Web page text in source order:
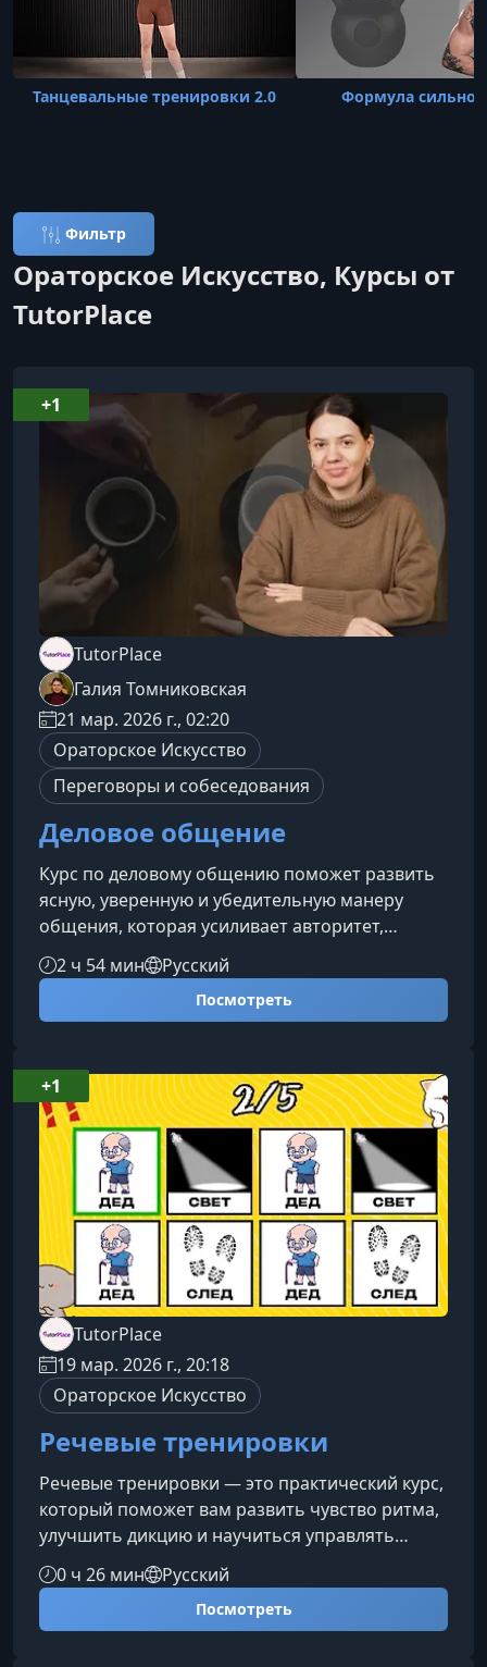
Танцевальные тренировки 2.0 Формула
Фильтр
Ораторское Искусство, Курсы от
TutorPlace
TutorPlace
Галия Томниковская
21 мар. 2026 г., 02:20
Ораторское Искусство
Переговоры и собеседования
Деловое общение
Курс по деловому общению поможет развить
ясную, уверенную и убедительную манеру
общения, которая усиливает авторитет,
повышает эффективность переговоров и
открывает доступ к новым возможностям.
Обучение подходит тем, кто хочет говорить
чётко, понимать собеседников глубже и
любой рабочей ситуации.О курсеВ процессе
обучения вы разберётесь, как деловая
коммуникация влияет на доступ к ресурсам,
профессиональн
2 ч 54 мин Русский
Посмотреть
+1
TutorPlace
19 мар. 2026 г., 20:18
Ораторское Искусство
Речевые тренировки
Речевые тренировки — это практический курс,
который поможет вам развить чувство ритма,
улучшить дикцию и научиться управлять
собственной речью в самых разных условиях.
Занятия построены в игровом, динамичном
формате, благодаря которому обучение
0 ч 26 мин Русский
Посмотреть
+1